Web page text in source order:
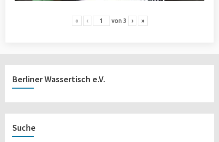
« ‹ von 3 › »
Berliner Wassertisch e.V.
Suche